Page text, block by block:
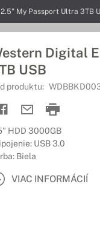
My Passport Ultra 3TB
Digital
USB
produktu:
HDD 3000GB
USB 3.0
Biela
VIAC INFORMÁCIÍ